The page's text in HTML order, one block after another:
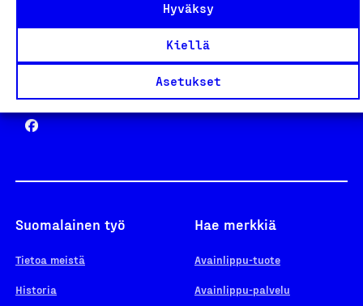
Hyväksy
Kiellä
Asetukset
Yhteiskunnallinen Yritys -merkki
Suomalainen työ
Tietoa meistä
Historia
Hae merkkiä
Avainlippu-tuote
Avainlippu-palvelu